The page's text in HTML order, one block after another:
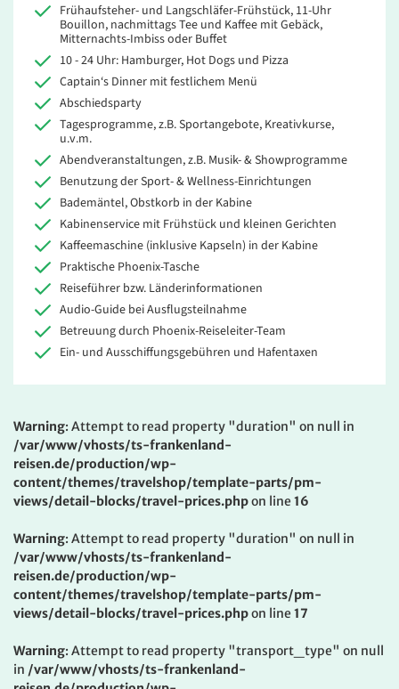
Frühaufsteher- und Langschläfer-Frühstück, 11-Uhr
Bouillon, nachmittags Tee und Kaffee mit Gebäck,
Mitternachts-Imbiss oder Buffet
10 - 24 Uhr: Hamburger, Hot Dogs und Pizza
Captain‘s Dinner mit festlichem Menü
Abschiedsparty
Tagesprogramme, z.B. Sportangebote, Kreativkurse,
u.v.m.
Abendveranstaltungen, z.B. Musik- & Showprogramme
Benutzung der Sport- & Wellness-Einrichtungen
Bademäntel, Obstkorb in der Kabine
Kabinenservice mit Frühstück und kleinen Gerichten
Kaffeemaschine (inklusive Kapseln) in der Kabine
Praktische Phoenix-Tasche
Reiseführer bzw. Länderinformationen
Audio-Guide bei Ausflugsteilnahme
Betreuung durch Phoenix-Reiseleiter-Team
Ein- und Ausschiffungsgebühren und Hafentaxen
Warning: Attempt to read property "duration" on null in
/var/www/vhosts/ts-frankenland-
reisen.de/production/wp-
content/themes/travelshop/template-parts/pm-
views/detail-blocks/travel-prices.phpon line 16
Warning: Attempt to read property "duration" on null in
/var/www/vhosts/ts-frankenland-
reisen.de/production/wp-
content/themes/travelshop/template-parts/pm-
views/detail-blocks/travel-prices.phpon line 17
Warning: Attempt to read property "transport_type" on null
in /var/www/vhosts/ts-frankenland-